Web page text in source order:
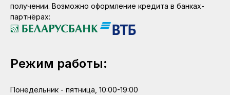
получении. Возможно оформление кредита в банках-
партнёрах:
Режим работы:
Понедельник - пятница, 10:00-19:00